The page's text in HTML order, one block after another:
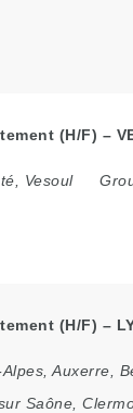
(H/F) –
Vesoul
(H/F) –
Auxerre
Saône